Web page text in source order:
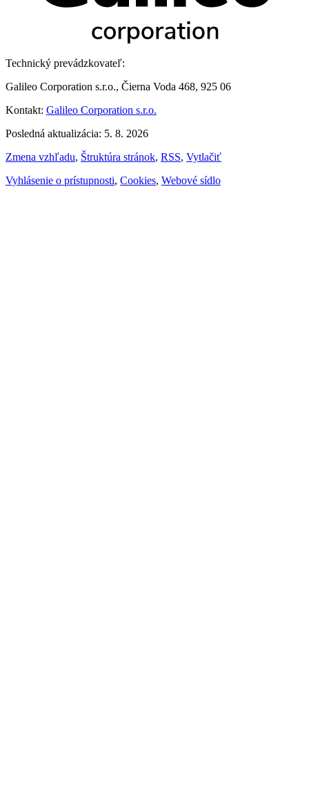
Technický prevádzkovateľ:
Galileo Corporation s.r.o., Čierna Voda 468, 925 06
Kontakt: Galileo Corporation s.r.o.
Posledná aktualizácia: 5. 8. 2026
Zmena vzhľadu, Štruktúra stránok, RSS, Vytlačiť
Vyhlásenie o prístupnosti, Cookies, Webové sídlo